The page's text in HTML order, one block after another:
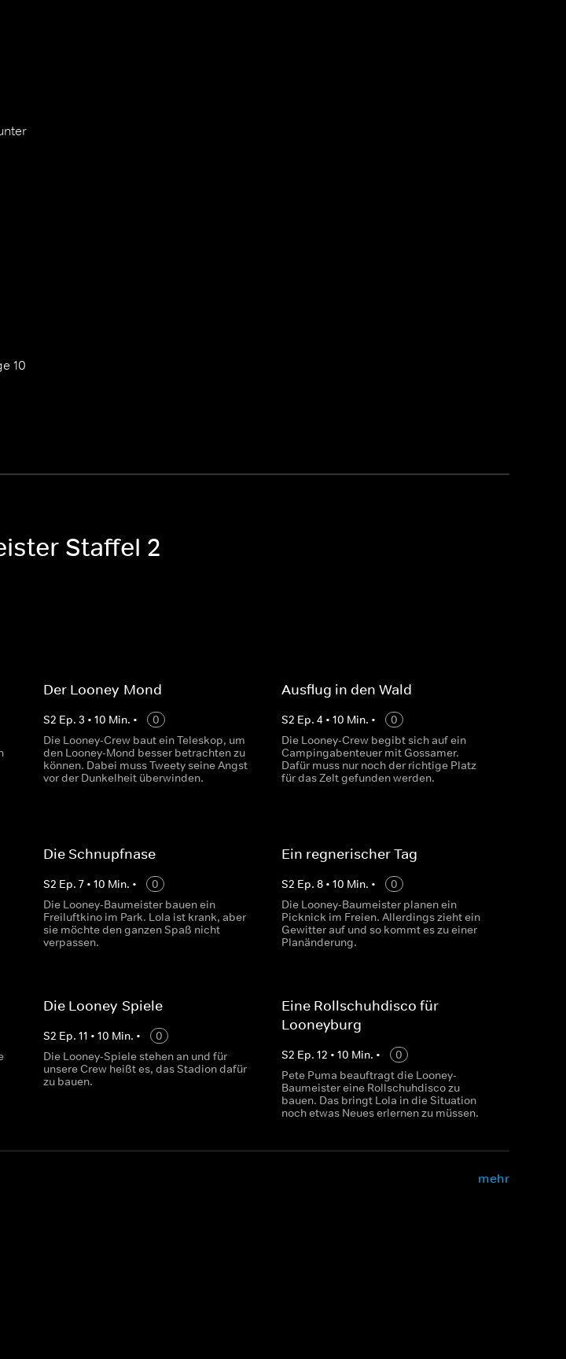
10
Staffel 2
Der Looney-Mond
S2 Ep. 3 • 10 Min. •
0
Die Looney-Crew baut ein Teleskop, um
den Looney-Mond besser betrachten zu
können. Dabei muss Tweety seine Angst
vor der Dunkelheit überwinden.
Ausflug in den Wald
S2 Ep. 4 • 10 Min. •
0
Die Looney-Crew begibt sich auf ein
Campingabenteuer mit Gossamer.
Dafür muss nur noch der richtige Platz
für das Zelt gefunden werden.
Die Schnupfnase
S2 Ep. 7• 10 Min. •
0
Die Looney-Baumeister bauen ein
Freiluftkino im Park. Lola ist krank, aber
sie möchte den ganzen Spaß nicht
verpassen.
Ein regnerischer Tag
S2 Ep. 8• 10 Min. •
0
Die Looney-Baumeister planen ein
Picknick im Freien. Allerdings zieht ein
Gewitter auf und so kommt es zu einer
Planänderung.
Die Looney-Spiele
S2 Ep. 11 • 10 Min. •
0
Die Looney-Spiele stehen an und für
unsere Crew heißt es, das Stadion dafür
zu bauen.
Eine Rollschuhdisco für
Looneyburg
S2 Ep. 12 • 10 Min. •
0
Pete Puma beauftragt die Looney-
Baumeister eine Rollschuhdisco zu
bauen. Das bringt Lola in die Situation
noch etwas Neues erlernen zu müssen.
mehr